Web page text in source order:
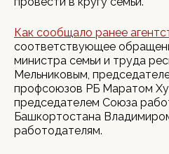
Как сообщало ранее
соответствующее
министра семьи и труда
Мельниковым,
профсоюзов РБ Маратом
председателем Союза
Башкортостана
работодателям.